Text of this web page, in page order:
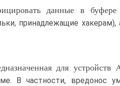
данные в
принадлежащие
для устройств
В частности, вредонос